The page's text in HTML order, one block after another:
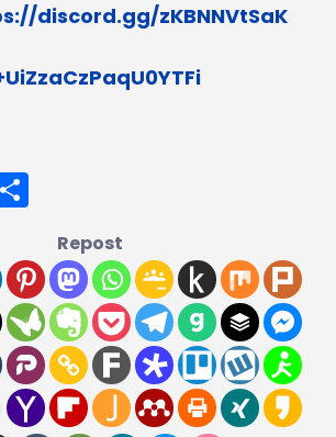
discord.gg/zKBNNVtSaK
Repost